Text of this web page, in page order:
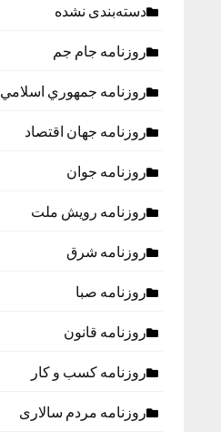
دسته‌بندی نشده
روزنامه جام جم
روزنامه جمهوري اسلامي
روزنامه جهان اقتصاد
روزنامه جوان
روزنامه رویش ملت
روزنامه شرق
روزنامه صبا
روزنامه قانون
روزنامه كسب و كار
روزنامه مردم سالاری